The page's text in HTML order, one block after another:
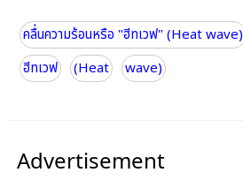
คลื่นความร้อนหรือ "ฮีทเวฟ" (Heat wave)
ฮีทเวฟ
(Heat wave)
Advertisement